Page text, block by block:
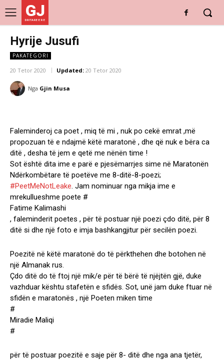
GJ
DRITARE E RE
Hyrije Jusufi
PAKATEGORI
20 Tetor 2020 Updated: 20 Tetor 2020
Nga Gjin Musa
Faleminderoj ca poet , miq të mi , nuk po cekë emrat ,më
propozuan të e ndajmë këtë maratonë , dhe që nuk e bëra ca
ditë , desha të jem e qetë me nënën time !
Sot është dita ime e parë e pjesëmarrjes sime në Maratonën
Ndërkombëtare të poetëve me 8-ditë-8-poezi;
#PeetMeNotLeake. Jam nominuar nga mikja ime e
mrekullueshme poete #
Fatime Kalimashi
, faleminderit poetes , për të postuar një poezi çdo ditë, për 8
ditë si dhe një foto e imja bashkangjitur për secilën poezi.
Poezitë në këtë maratonë do të përkthehen dhe botohen në
një Almanak rus.
Çdo ditë do të ftoj një mik/e për të bërë të njëjtën gjë, duke
vazhduar kështu stafetën e sfidës. Sot, unë jam duke ftuar në
sfidën e maratonës , një Poeten miken time
#
Miradie Maliqi
#
për të postuar poezitë e saje për 8- ditë dhe nga ana tjetër,